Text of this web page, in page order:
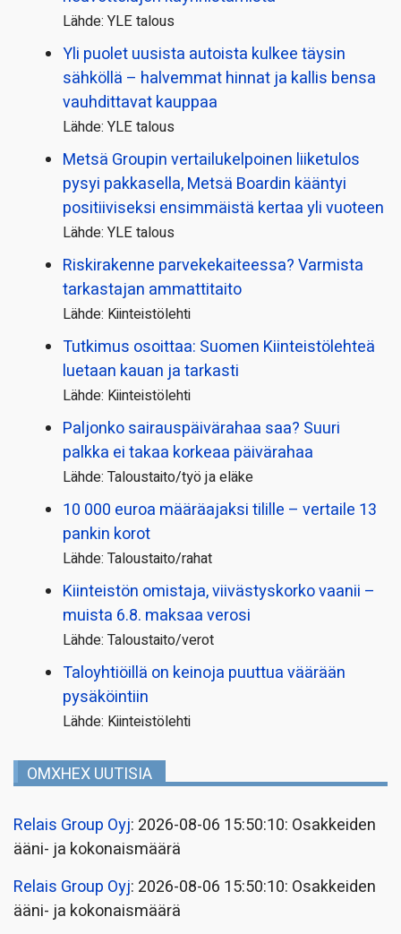
Lähde: YLE talous
Yli puolet uusista autoista kulkee täysin
sähköllä – halvemmat hinnat ja kallis bensa
vauhdittavat kauppaa
Lähde: YLE talous
Metsä Groupin vertailu­kelpoinen liiketulos
pysyi pakkasella, Metsä Boardin kääntyi
positiiviseksi ensimmäistä kertaa yli vuoteen
Lähde: YLE talous
Riskirakenne parvekekaiteessa? Varmista
tarkastajan ammattitaito
Lähde: Kiinteistölehti
Tutkimus osoittaa: Suomen Kiinteistölehteä
luetaan kauan ja tarkasti
Lähde: Kiinteistölehti
Paljonko sairauspäivä­rahaa saa? Suuri
palkka ei takaa korkeaa päivärahaa
Lähde: Taloustaito/työ ja eläke
10 000 euroa määräajaksi tilille – vertaile 13
pankin korot
Lähde: Taloustaito/rahat
Kiinteistön omistaja, viivästyskorko vaanii –
muista 6.8. maksaa verosi
Lähde: Taloustaito/verot
Taloyhtiöillä on keinoja puuttua väärään
pysäköintiin
Lähde: Kiinteistölehti
OMXHEX UUTISIA
Relais Group Oyj: 2026-08-06 15:50:10: Osakkeiden
ääni- ja kokonaismäärä
Relais Group Oyj: 2026-08-06 15:50:10: Osakkeiden
ääni- ja kokonaismäärä